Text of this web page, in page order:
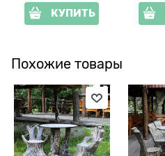
КУПИТЬ
Похожие товары